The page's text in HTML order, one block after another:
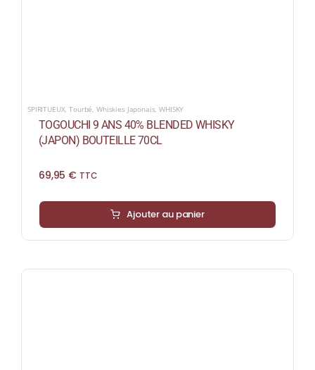
SPIRITUEUX ,Tourbé Whiskies Japonais ,WHISKY
TOGOUCHI 9 ANS 40% BLENDED WHISKY
(JAPON) BOUTEILLE 70CL
69,95 € TTC
Ajouter au panier